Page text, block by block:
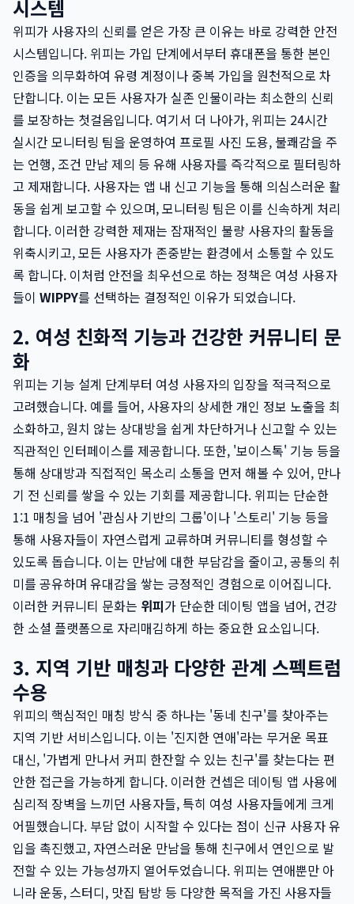
시스템
위피가 사용자의 신뢰를 얻은 가장 큰 이유는 바로 강력한 안전
시스템입니다. 위피는 가입 단계에서부터 휴대폰을 통한 본인
인증을 의무화하여 유령 계정이나 중복 가입을 원천적으로 차
단합니다. 이는 모든 사용자가 실존 인물이라는 최소한의 신뢰
를 보장하는 첫걸음입니다. 여기서 더 나아가, 위피는 24시간
실시간 모니터링 팀을 운영하여 프로필 사진 도용, 불쾌감을 주
는 언행, 조건 만남 제의 등 유해 사용자를 즉각적으로 필터링하
고 제재합니다. 사용자는 앱 내 신고 기능을 통해 의심스러운 활
동을 쉽게 보고할 수 있으며, 모니터링 팀은 이를 신속하게 처리
합니다. 이러한 강력한 제재는 잠재적인 불량 사용자의 활동을
위축시키고, 모든 사용자가 존중받는 환경에서 소통할 수 있도
록 합니다. 이처럼 안전을 최우선으로 하는 정책은 여성 사용자
들이 WIPPY를 선택하는 결정적인 이유가 되었습니다.
2. 여성 친화적 기능과 건강한 커뮤니티 문
화
위피는 기능 설계 단계부터 여성 사용자의 입장을 적극적으로
고려했습니다. 예를 들어, 사용자의 상세한 개인 정보 노출을 최
소화하고, 원치 않는 상대방을 쉽게 차단하거나 신고할 수 있는
직관적인 인터페이스를 제공합니다. 또한, '보이스톡' 기능 등을
통해 상대방과 직접적인 목소리 소통을 먼저 해볼 수 있어, 만나
기 전 신뢰를 쌓을 수 있는 기회를 제공합니다. 위피는 단순한
1:1 매칭을 넘어 '관심사 기반의 그룹'이나 '스토리' 기능 등을
통해 사용자들이 자연스럽게 교류하며 커뮤니티를 형성할 수
있도록 돕습니다. 이는 만남에 대한 부담감을 줄이고, 공통의 취
미를 공유하며 유대감을 쌓는 긍정적인 경험으로 이어집니다.
이러한 커뮤니티 문화는 위피가 단순한 데이팅 앱을 넘어, 건강
한 소셜 플랫폼으로 자리매김하게 하는 중요한 요소입니다.
3. 지역 기반 매칭과 다양한 관계 스펙트럼
수용
위피의 핵심적인 매칭 방식 중 하나는 '동네 친구'를 찾아주는
지역 기반 서비스입니다. 이는 '진지한 연애'라는 무거운 목표
대신, '가볍게 만나서 커피 한잔할 수 있는 친구'를 찾는다는 편
안한 접근을 가능하게 합니다. 이러한 컨셉은 데이팅 앱 사용에
심리적 장벽을 느끼던 사용자들, 특히 여성 사용자들에게 크게
어필했습니다. 부담 없이 시작할 수 있다는 점이 신규 사용자 유
입을 촉진했고, 자연스러운 만남을 통해 친구에서 연인으로 발
전할 수 있는 가능성까지 열어두었습니다. 위피는 연애뿐만 아
니라 운동, 스터디, 맛집 탐방 등 다양한 목적을 가진 사용자들